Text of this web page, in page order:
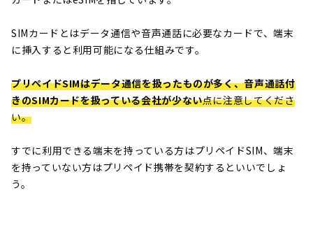
SIMカードとはデータ通信や音声通話に必要なカードで、端末
に挿入すると利用可能になる仕組みです。
プリペイドSIMはデータ通信を扱ったものが多く、音声通話付
きのSIMカードを扱っている会社が少ない点に注意してくださ
い。
すでに利用できる端末を持っている方はプリペイドSIM、端末
を持っていない方はプリペイド携帯を契約するといいでしょ
う。